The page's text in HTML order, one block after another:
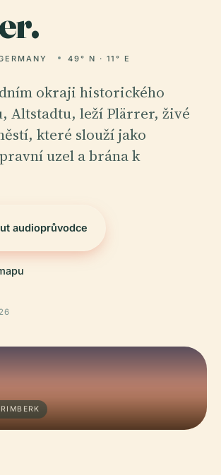
49° N · 11° E
okraji historického
Altstadtu, leží Plärrer, živé
které slouží jako
uzel a brána k
audioprůvodce